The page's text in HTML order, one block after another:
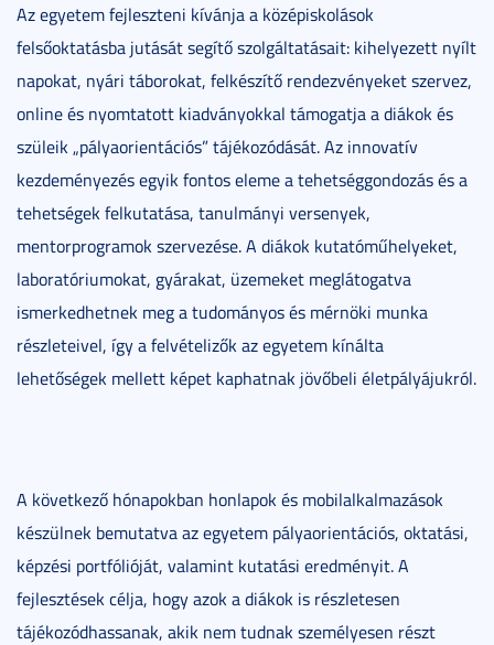
Az egyetem fejleszteni kívánja a középiskolások
felsőoktatásba jutását segítő szolgáltatásait: kihelyezett nyílt
napokat, nyári táborokat, felkészítő rendezvényeket szervez,
online és nyomtatott kiadványokkal támogatja a diákok és
szüleik „pályaorientációs” tájékozódását. Az innovatív
kezdeményezés egyik fontos eleme a tehetséggondozás és a
tehetségek felkutatása, tanulmányi versenyek,
mentorprogramok szervezése. A diákok kutatóműhelyeket,
laboratóriumokat, gyárakat, üzemeket meglátogatva
ismerkedhetnek meg a tudományos és mérnöki munka
részleteivel, így a felvételizők az egyetem kínálta
lehetőségek mellett képet kaphatnak jövőbeli életpályájukról.
A következő hónapokban honlapok és mobilalkalmazások
készülnek bemutatva az egyetem pályaorientációs, oktatási,
képzési portfólióját, valamint kutatási eredményit. A
fejlesztések célja, hogy azok a diákok is részletesen
tájékozódhassanak, akik nem tudnak személyesen részt